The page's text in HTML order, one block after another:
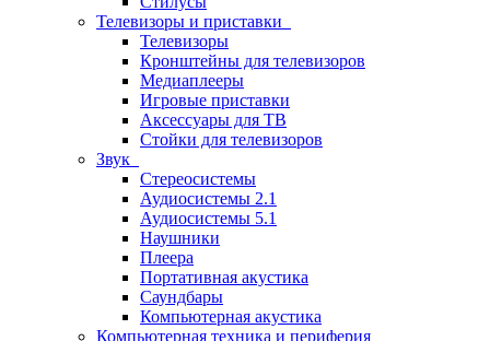
Телевизоры и приставки
Телевизоры
Кронштейны для телевизоров
Медиаплееры
Игровые приставки
Аксессуары для ТВ
Стойки для телевизоров
Звук
Стереосистемы
Аудиосистемы 2.1
Аудиосистемы 5.1
Наушники
Плеера
Портативная акустика
Саундбары
Компьютерная акустика
Компьютерная техника и периферия